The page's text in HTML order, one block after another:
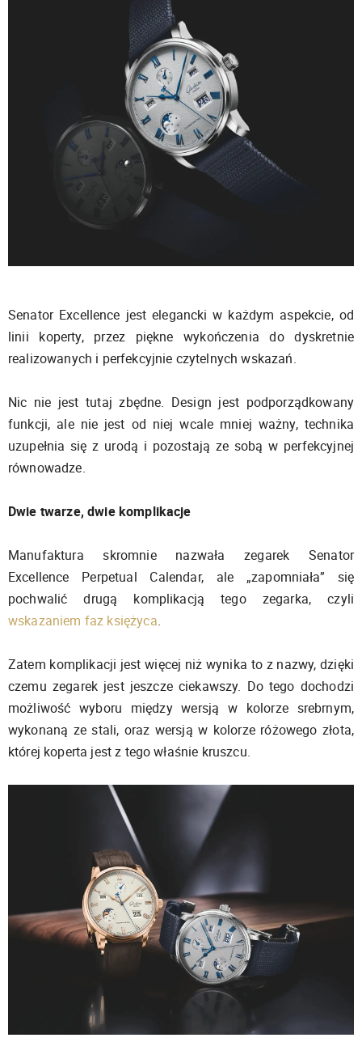
Senator Excellence jest elegancki w każdym aspekcie, od
linii koperty, przez piękne wykończenia do dyskretnie
realizowanych i perfekcyjnie czytelnych wskazań.
Nic nie jest tutaj zbędne. Design jest podporządkowany
funkcji, ale nie jest od niej wcale mniej ważny, technika
uzupełnia się z urodą i pozostają ze sobą w perfekcyjnej
równowadze.
Dwie twarze, dwie komplikacje
Manufaktura skromnie nazwała zegarek Senator
Excellence Perpetual Calendar, ale „zapomniała” się
pochwalić drugą komplikacją tego zegarka, czyli
wskazaniem faz księżyca.
Zatem komplikacji jest więcej niż wynika to z nazwy, dzięki
czemu zegarek jest jeszcze ciekawszy. Do tego dochodzi
możliwość wyboru między wersją w kolorze srebrnym,
wykonaną ze stali, oraz wersją w kolorze różowego złota,
której koperta jest z tego właśnie kruszcu.